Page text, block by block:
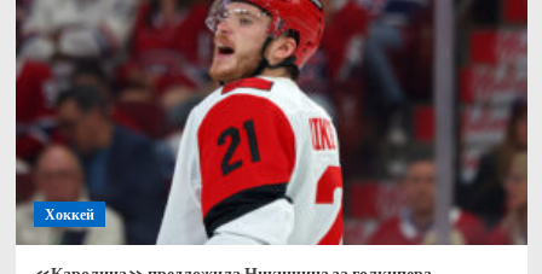
отсутствии
контракта
Кузнецова:
мы
никуда
торопимся
Хоккей